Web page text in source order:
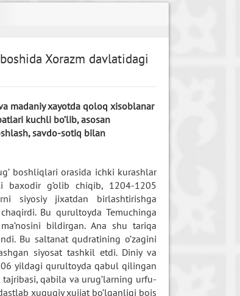
Xorazm davlatidagi
madaniy xayotda qoloq xisoblanar
kuchli bo’lib, asosan
savdo-sotiq bilan
boshliqlari orasida ichki kurashlar
g’olib chiqib, 1204-1205
siyosiy jixatdan birlashtirishga
Bu qurultoyda Temuchinga
bildirgan. Ana shu tariqa
Bu saltanat qudratining o’zagini
siyosat tashkil etdi. Diniy va
yildagi qurultoyda qabul qilingan
qabila va urug’larning urfu-
xuquqiy xujjat bo’lganligi bois